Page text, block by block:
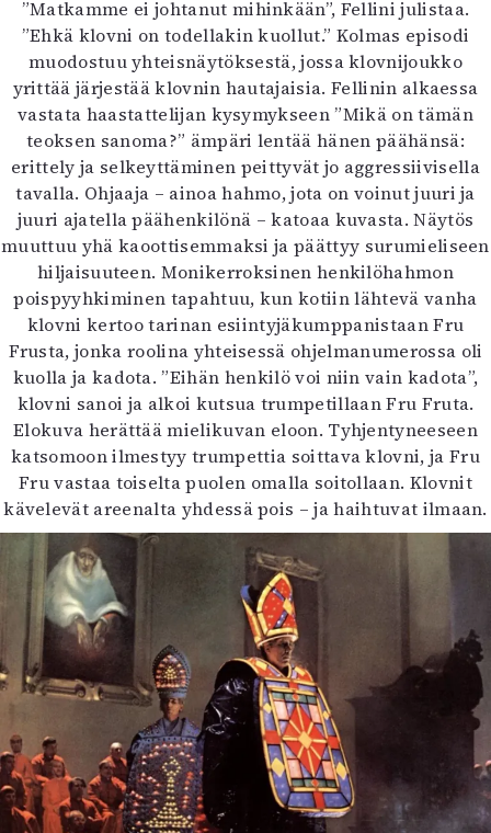
”Matkamme ei johtanut mihinkään”, Fellini julistaa.
”Ehkä klovni on todellakin kuollut.” Kolmas episodi
muodostuu yhteisnäytöksestä, jossa klovnijoukko
yrittää järjestää klovnin hautajaisia. Fellinin alkaessa
vastata haastattelijan kysymykseen ”Mikä on tämän
teoksen sanoma?” ämpäri lentää hänen päähänsä:
erittely ja selkeyttäminen peittyvät jo aggressiivisella
tavalla. Ohjaaja – ainoa hahmo, jota on voinut juuri ja
juuri ajatella päähenkilönä – katoaa kuvasta. Näytös
muuttuu yhä kaoottisemmaksi ja päättyy surumieliseen
hiljaisuuteen. Monikerroksinen henkilöhahmon
poispyyhkiminen tapahtuu, kun kotiin lähtevä vanha
klovni kertoo tarinan esiintyjäkumppanistaan Fru
Frusta, jonka roolina yhteisessä ohjelmanumerossa oli
kuolla ja kadota. ”Eihän henkilö voi niin vain kadota”,
klovni sanoi ja alkoi kutsua trumpetillaan Fru Fruta.
Elokuva herättää mielikuvan eloon. Tyhjentyneeseen
katsomoon ilmestyy trumpettia soittava klovni, ja Fru
Fru vastaa toiselta puolen omalla soitollaan. Klovnit
kävelevät areenalta yhdessä pois – ja haihtuvat ilmaan.